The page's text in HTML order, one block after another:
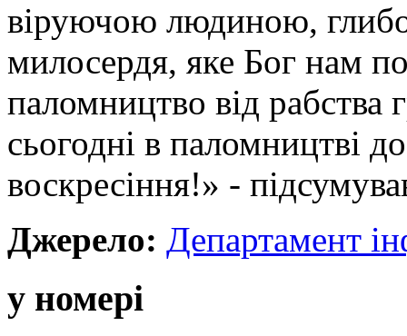
віруючою людиною,
милосердя, яке Бог нам
паломництво від рабства
сьогодні в паломництві
воскресіння!» -
Джерело: Департамент
у номері